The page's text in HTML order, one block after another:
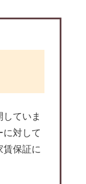
ていま
に対して
賃保証に